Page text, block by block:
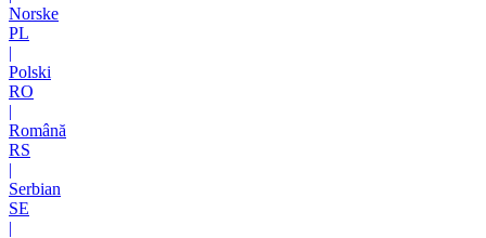
Norske
PL
|
Polski
RO
|
Română
RS
|
Serbian
SE
|